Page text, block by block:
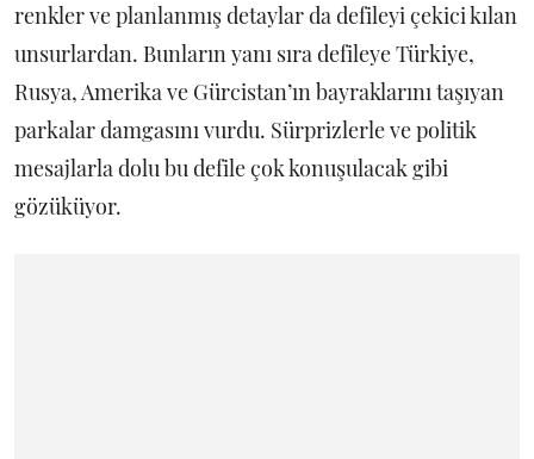
renkler ve planlanmış detaylar da defileyi çekici kılan
unsurlardan. Bunların yanı sıra defileye Türkiye,
Rusya, Amerika ve Gürcistan’ın bayraklarını taşıyan
parkalar damgasını vurdu. Sürprizlerle ve politik
mesajlarla dolu bu defile çok konuşulacak gibi
gözüküyor.